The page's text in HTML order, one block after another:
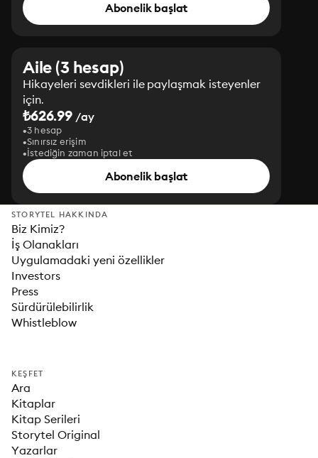
Abonelik başlat
Aile (3 hesap)
Hikayeleri sevdikleri ile paylaşmak isteyenler
için.
₺626.99 /ay
3 hesap
Sınırsız erişim
İstediğin zaman iptal et
Abonelik başlat
STORYTEL HAKKINDA
Biz Kimiz?
İş Olanakları
Uygulamadaki yeni özellikler
Investors
Press
Sürdürülebilirlik
Whistleblow
KEŞFET
Ara
Kitaplar
Kitap Serileri
Storytel Original
Yazarlar